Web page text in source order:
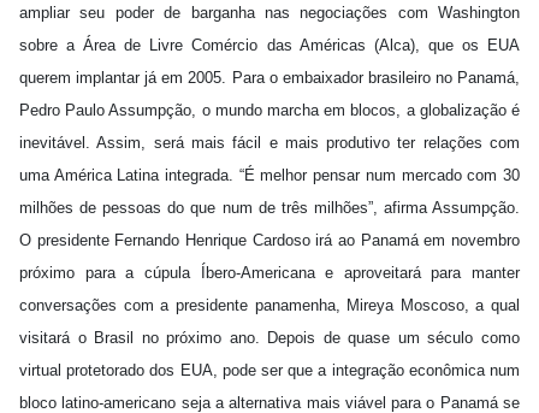
ampliar seu poder de barganha nas negociações com Washington
sobre a Área de Livre Comércio das Américas (Alca), que os EUA
querem implantar já em 2005. Para o embaixador brasileiro no Panamá,
Pedro Paulo Assumpção, o mundo marcha em blocos, a globalização é
inevitável. Assim, será mais fácil e mais produtivo ter relações com
uma América Latina integrada. “É melhor pensar num mercado com 30
milhões de pessoas do que num de três milhões”, afirma Assumpção.
O presidente Fernando Henrique Cardoso irá ao Panamá em novembro
próximo para a cúpula Íbero-Americana e aproveitará para manter
conversações com a presidente panamenha, Mireya Moscoso, a qual
visitará o Brasil no próximo ano. Depois de quase um século como
virtual protetorado dos EUA, pode ser que a integração econômica num
bloco latino-americano seja a alternativa mais viável para o Panamá se